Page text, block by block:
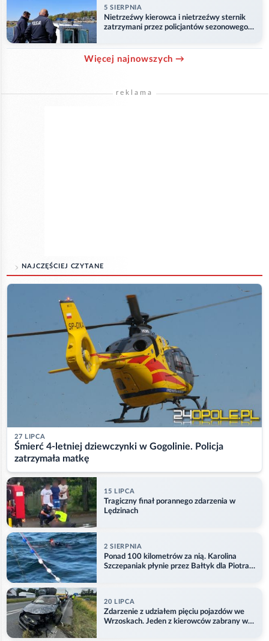
5 SIERPNIA
Nietrzeźwy kierowca i nietrzeźwy sternik
zatrzymani przez policjantów sezonowego
Więcej najnowszych →
reklama
NAJCZĘŚCIEJ CZYTANE
27 LIPCA
Śmierć 4-letniej dziewczynki w Gogolinie. Policja
zatrzymała matkę
15 LIPCA
Tragiczny finał porannego zdarzenia w
Lędzinach
2 SIERPNIA
Ponad 100 kilometrów za nią. Karolina
Szczepaniak płynie przez Bałtyk dla Piotra.
20 LIPCA
Zdarzenie z udziałem pięciu pojazdów we
Wrzoskach. Jeden z kierowców zabrany w